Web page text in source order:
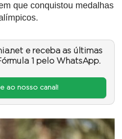
que conquistou medalhas
e receba as últimas
1 pelo WhatsApp.
ao nosso canal!